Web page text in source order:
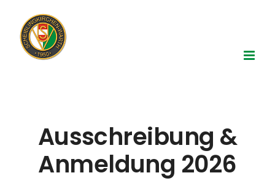
Inhalt
springen
Ausschreibung &
Anmeldung 2026